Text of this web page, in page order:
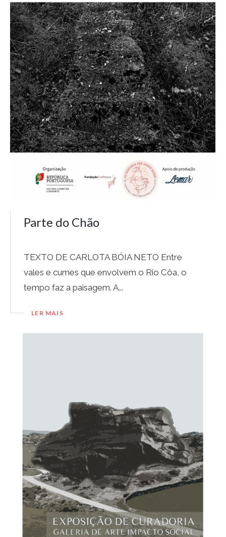
Parte do Chão
TEXTO DE CARLOTA BÓIA NETO Entre
vales e cumes que envolvem o Rio Côa, o
tempo faz a paisagem. A...
LER MAIS